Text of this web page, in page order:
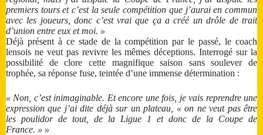
premiers tours et c’est la seule compétition que j’aurai en commun
avec les joueurs, donc c’est vrai que ça a créé un drôle de trait
d’union entre eux et moi. »
Déjà présent à ce stade de la compétition par le passé, le coach
lensois ne veut pas revivre les mêmes déceptions. Interrogé sur la
possibilité de clore cette magnifique saison sans soulever de
trophée, sa réponse fuse, teintée d’une immense détermination :
« Non, c’est inimaginable. Et encore une fois, je vais reprendre une
expression que j’ai dite déjà sur un plateau, « on ne veut pas être
les poulidor de tout, de la Ligue 1 et donc de la Coupe de
France. » »